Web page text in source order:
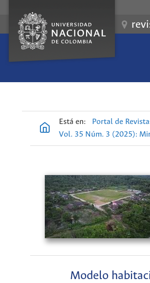
Está en: Portal de
Vol. 35 Núm. 3 (2025):
Modelo